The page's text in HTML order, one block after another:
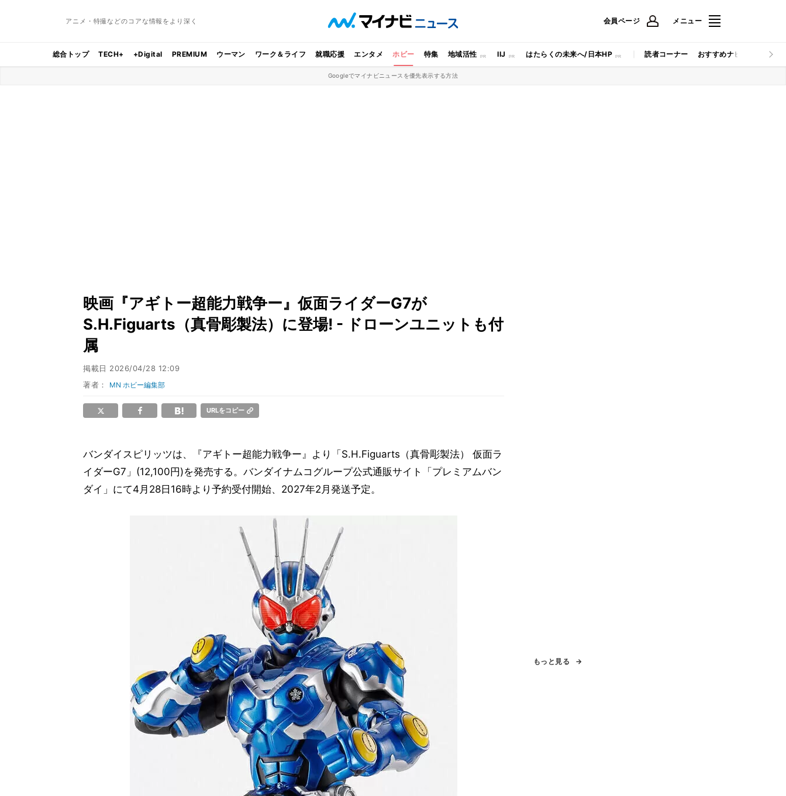
アニメ・特撮などのコアな情報をより深く 会員ページ メニュー
総合トップ TECH+ +Digital PREMIUM ウーマン ワーク＆ライフ 就職応援 エンタメ ホビー 特集 地域活性 IIJ はたらくの未来へ/日本HP 読者コーナー おすすめナビ マイナビ
Googleでマイナビニュースを優先表示する方法
映画『アギトー超能力戦争ー』仮面ライダーG7が
S.H.Figuarts（真骨彫製法）に登場! - ドローンユニットも付
属
掲載日 2026/04/28 12:09
著者： MN ホビー編集部
URLをコピー
バンダイスピリッツは、『アギトー超能力戦争ー』より「S.H.Figuarts（真骨彫製法） 仮面ラ
イダーG7」(12,100円)を発売する。バンダイナムコグループ公式通販サイト「プレミアムバン
ダイ」にて4月28日16時より予約受付開始、2027年2月発送予定。
もっと見る